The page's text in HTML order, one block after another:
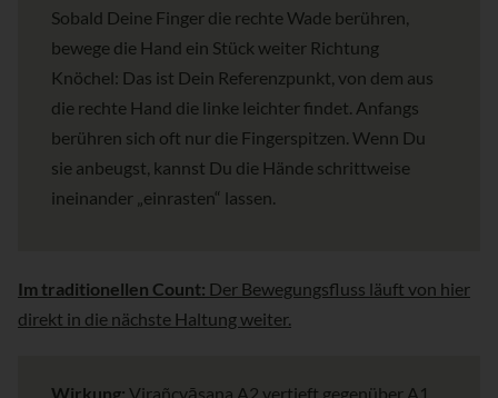
Sobald Deine Finger die rechte Wade berühren,
bewege die Hand ein Stück weiter Richtung
Knöchel: Das ist Dein Referenzpunkt, von dem aus
die rechte Hand die linke leichter findet. Anfangs
berühren sich oft nur die Fingerspitzen. Wenn Du
sie anbeugst, kannst Du die Hände schrittweise
ineinander „einrasten“ lassen.
Im traditionellen Count: Der Bewegungsfluss läuft von hier
direkt in die nächste Haltung weiter.
Wirkung: Virañcyāsana A2 vertieft gegenüber A1